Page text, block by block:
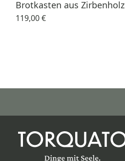
Brotkasten aus Zirbenholz
119,00 €